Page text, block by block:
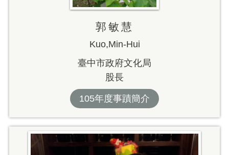
郭敏慧
Kuo,Min-Hui
臺中市政府文化局
股長
105年度事蹟簡介